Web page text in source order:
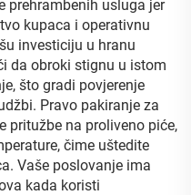
prehrambenih usluga jer
kupaca i operativnu
investiciju u hranu
da obroki stignu u istom
što gradi povjerenje
Pravo pakiranje za
pritužbe na proliveno piće,
čime uštedite
Vaše poslovanje ima
kada koristi